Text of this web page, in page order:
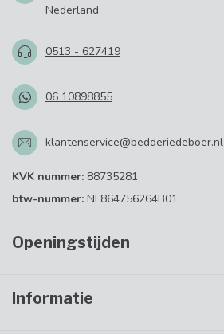
Nederland
0513 - 627419
06 10898855
klantenservice@bedderiedeboer.nl
KVK nummer: 88735281
btw-nummer: NL864756264B01
Openingstijden
Informatie